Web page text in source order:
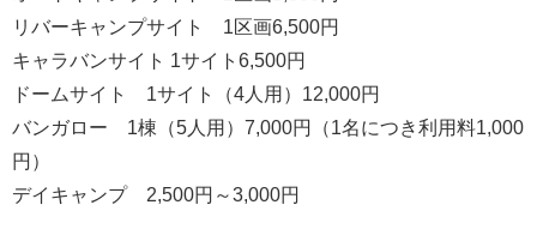
リバーキャンプサイト 1区画6,500円
キャラバンサイト 1サイト6,500円
ドームサイト 1サイト（4人用）12,000円
バンガロー 1棟（5人用）7,000円（1名につき利用料1,000
円）
デイキャンプ 2,500円～3,000円